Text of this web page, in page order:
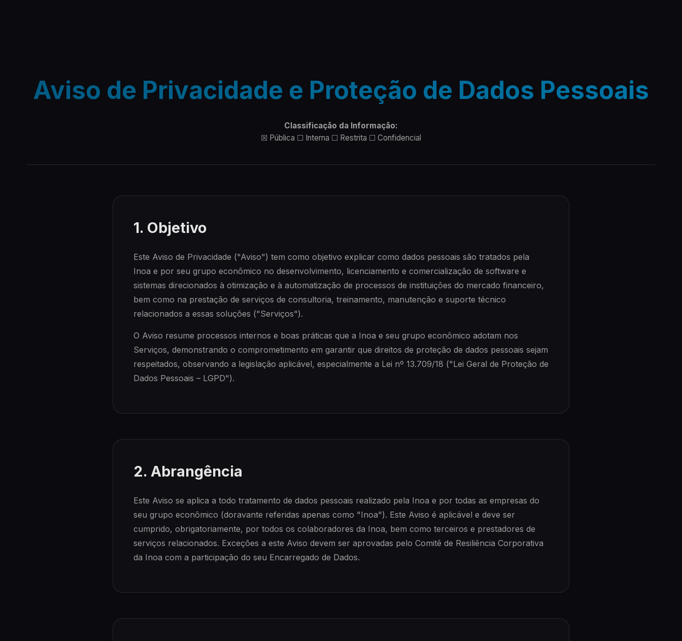
Aviso de Privacidade e Proteção de Dados Pessoais
Classificação da Informação:
☒ Pública ☐ Interna ☐ Restrita ☐ Confidencial
1. Objetivo
Este Aviso de Privacidade ("Aviso") tem como objetivo explicar como dados pessoais são tratados pela
Inoa e por seu grupo econômico no desenvolvimento, licenciamento e comercialização de software e
sistemas direcionados à otimização e à automatização de processos de instituições do mercado financeiro,
bem como na prestação de serviços de consultoria, treinamento, manutenção e suporte técnico
relacionados a essas soluções ("Serviços").
O Aviso resume processos internos e boas práticas que a Inoa e seu grupo econômico adotam nos
Serviços, demonstrando o comprometimento em garantir que direitos de proteção de dados pessoais sejam
respeitados, observando a legislação aplicável, especialmente a Lei nº 13.709/18 ("Lei Geral de Proteção de
Dados Pessoais – LGPD").
2. Abrangência
Este Aviso se aplica a todo tratamento de dados pessoais realizado pela Inoa e por todas as empresas do
seu grupo econômico (doravante referidas apenas como "Inoa"). Este Aviso é aplicável e deve ser
cumprido, obrigatoriamente, por todos os colaboradores da Inoa, bem como terceiros e prestadores de
serviços relacionados. Exceções a este Aviso devem ser aprovadas pelo Comitê de Resiliência Corporativa
da Inoa com a participação do seu Encarregado de Dados.